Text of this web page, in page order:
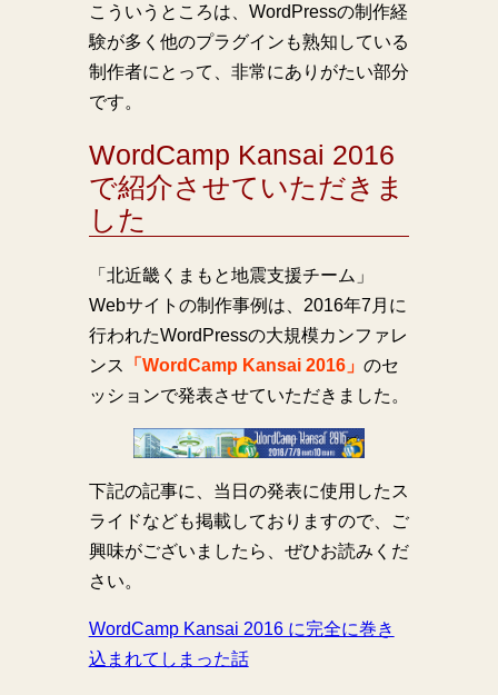
こういうところは、WordPressの制作経
験が多く他のプラグインも熟知している
制作者にとって、非常にありがたい部分
です。
WordCamp Kansai 2016
で紹介させていただきま
した
「北近畿くまもと地震支援チーム」
Webサイトの制作事例は、2016年7月に
行われたWordPressの大規模カンファレ
ンス 「WordCamp Kansai 2016」 のセ
ッションで発表させていただきました。
下記の記事に、当日の発表に使用したス
ライドなども掲載しておりますので、ご
興味がございましたら、ぜひお読みくだ
さい。
WordCamp Kansai 2016 に完全に巻き
込まれてしまった話